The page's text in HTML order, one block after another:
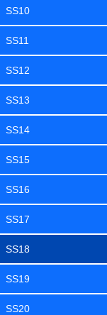
SS10
SS11
SS12
SS13
SS14
SS15
SS16
SS17
SS18
SS19
SS20